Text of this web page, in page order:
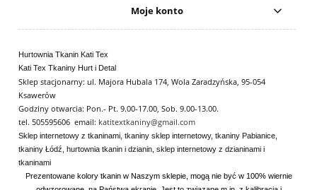
Moje konto
Hurtownia Tkanin Kati Tex
Kati Tex Tkaniny Hurt i Detal
Sklep stacjonarny: ul. Majora Hubala 174, Wola Zaradzyńska, 95-054
Ksawerów
Godziny otwarcia: Pon.- Pt. 9.00-17.00, Sob. 9.00-13.00.
tel. 505595606 email: katitextkaniny@gmail.com
Sklep internetowy z tkaninami, tkaniny sklep internetowy, tkaniny Pabianice,
tkaniny Łódź, hurtownia tkanin i dzianin, sklep internetowy z dzianinami i
tkaninami
Prezentowane kolory tkanin w Naszym sklepie, mogą nie być w 100% wiernie